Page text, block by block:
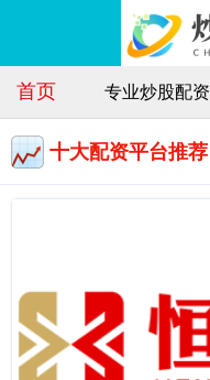
首页 专业炒股配资
十大配资平台推荐